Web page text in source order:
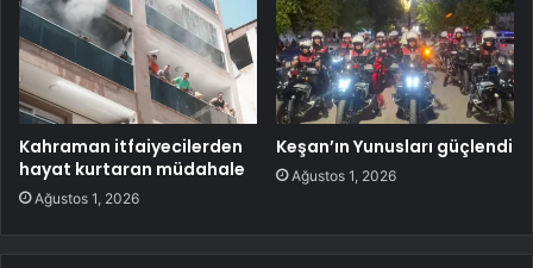
Kahraman itfaiyecilerden
hayat kurtaran müdahale
Ağustos 1, 2026
Keşan’ın Yunusları güçlendi
Ağustos 1, 2026